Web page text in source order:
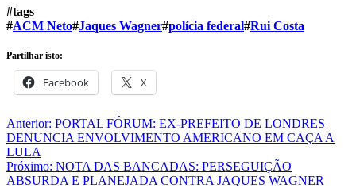
#tags
#ACM Neto#Jaques Wagner#polícia federal#Rui Costa
Partilhar isto:
Facebook X
Navegação
de
artigos
Anterior: PORTAL FÓRUM: EX-PREFEITO DE LONDRES
DENUNCIA ENVOLVIMENTO AMERICANO EM CAÇA A
LULA
Próximo: NOTA DAS BANCADAS: PERSEGUIÇÃO
ABSURDA E PLANEJADA CONTRA JAQUES WAGNER